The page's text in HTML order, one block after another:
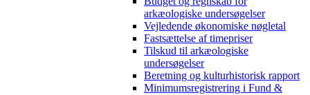
arkæologiske undersøgelser
Vejledende økonomiske nøgletal
Fastsættelse af timepriser
Tilskud til arkæologiske
undersøgelser
Beretning og kulturhistorisk rapport
Minimumsregistrering i Fund &